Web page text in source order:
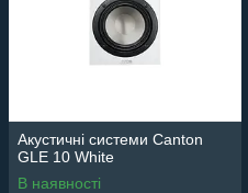
Акустичні системи Canton
GLE 10 White
В наявності